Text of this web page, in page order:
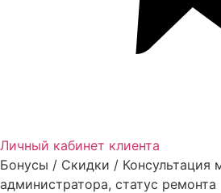
Личный кабинет клиента
Бонусы / Скидки / Консультация
администратора, статус ремонта